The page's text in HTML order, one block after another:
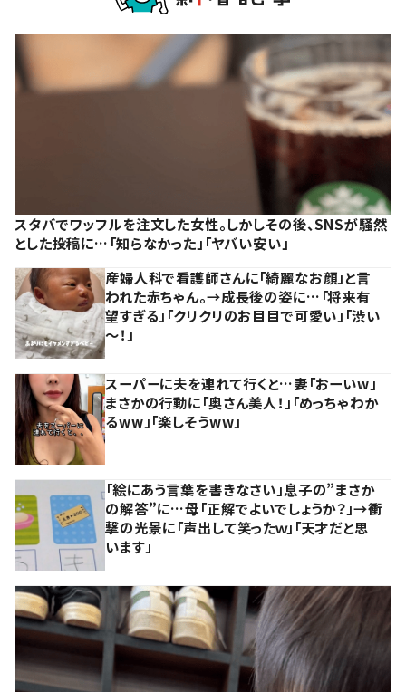
スタバでワッフルを注文した女性。しかしその後、SNSが騒然
とした投稿に…「知らなかった」「ヤバい安い」
産婦人科で看護師さんに「綺麗なお顔」と言
われた赤ちゃん。→成長後の姿に…「将来有
望すぎる」「クリクリのお目目で可愛い」「渋い
～！」
スーパーに夫を連れて行くと…妻「おーいw」
まさかの行動に「奥さん美人！」「めっちゃわか
るww」「楽しそうww」
「絵にあう言葉を書きなさい」息子の”まさか
の解答”に…母「正解でよいでしょうか？」→衝
撃の光景に「声出して笑ったｗ」「天才だと思
います」